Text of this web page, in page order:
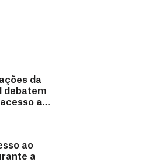
da
debatem
a
ao
a